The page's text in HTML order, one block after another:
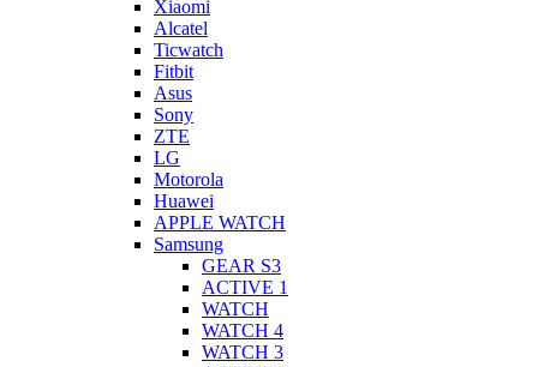
Xiaomi
Alcatel
Ticwatch
Fitbit
Asus
Sony
ZTE
LG
Motorola
Huawei
APPLE WATCH
Samsung
GEAR S3
ACTIVE 1
WATCH
WATCH 4
WATCH 3